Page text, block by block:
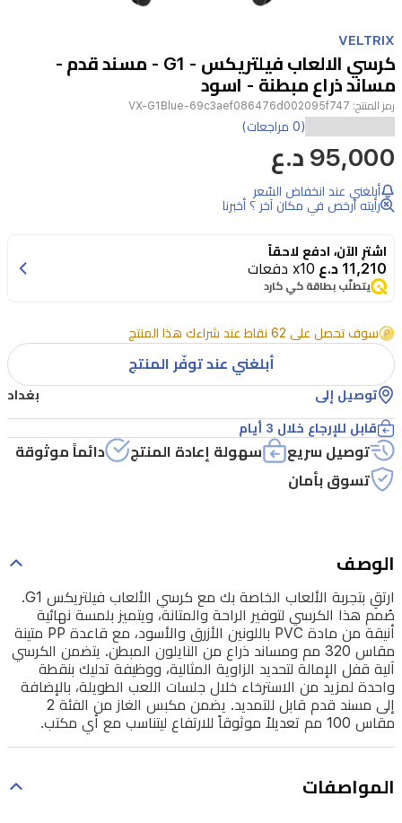
1
of
1
VELTRIX
كرسي الالعاب فيلتريكس - G1 - مسند قدم -
مساند ذراع مبطنة - اسود
رمز المنتج: VX-G1Blue-69c3aef086476d002095f747
بتجربة
الألعاب
الخاصة
مع
كرسي
فيلتريكس
صُمم
الكرسي
لتوفير
الراحة
بلمسة
نهائية
أنيقة
من
مادة
PVC
باللونين
الأزرق
والأسود،
(0 مراجعات)
95,000 د.ع
أبلغني عند انخفاض السّعر
رأيته أرخص في مكان آخر ؟ أخبرنا
اشترِ الآن، ادفع لاحقاً
11,210 د.ع x10 دفعات
يتطلّب بطاقة كي كارد
سوف تحصل على 62 نقاط عند شراءك هذا المنتج
أبلغني عند توفّر المنتج
توصيل إلى بغداد
قابل للإرجاع خلال 3 أيام
توصيل سريع سهولة إعادة المنتج
دائماً موثوقة
تسوق بأمان
الوصف
ارتقِ بتجربة الألعاب الخاصة بك مع كرسي الألعاب فيلتريكس G1.
صُمم هذا الكرسي لتوفير الراحة والمتانة، ويتميز بلمسة نهائية
أنيقة من مادة PVC باللونين الأزرق والأسود، مع قاعدة PP متينة
مقاس 320 مم ومساند ذراع من النايلون المبطن. يتضمن الكرسي
آلية قفل الإمالة لتحديد الزاوية المثالية، ووظيفة تدليك بنقطة
واحدة لمزيد من الاسترخاء خلال جلسات اللعب الطويلة، بالإضافة
إلى مسند قدم قابل للتمديد. يضمن مكبس الغاز من الفئة 2
مقاس 100 مم تعديلاً موثوقاً للارتفاع ليتناسب مع أي مكتب.
المواصفات